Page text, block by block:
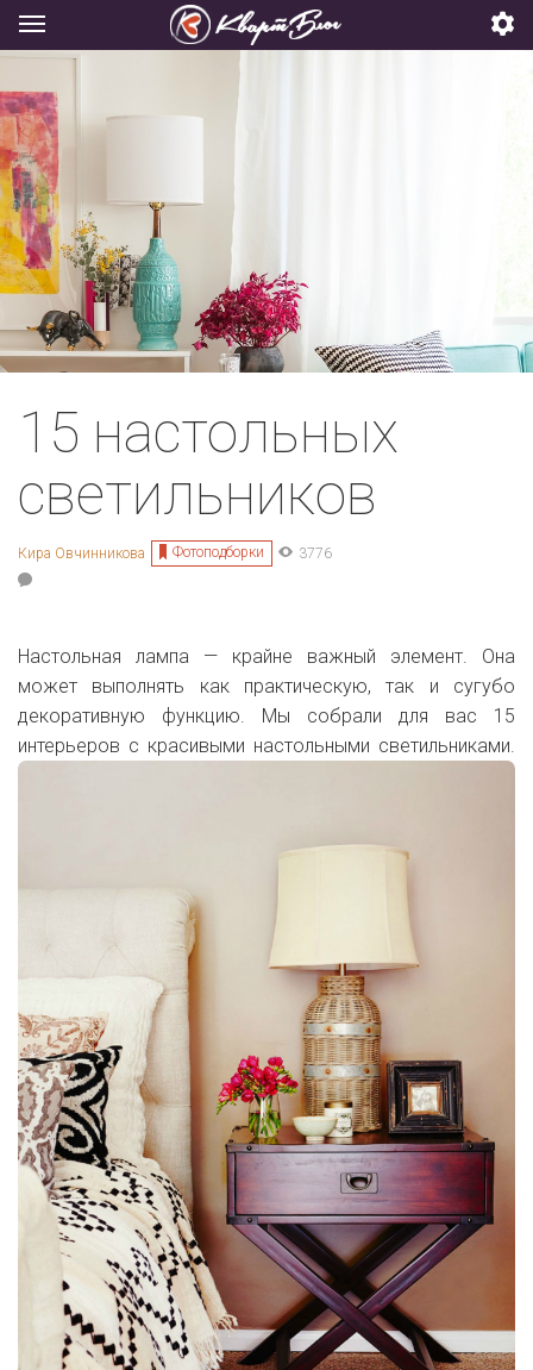
15 настольных
светильников
Кира Овчинникова Фотоподборки 3776
Настольная лампа — крайне важный элемент. Она
может выполнять как практическую, так и сугубо
декоративную функцию. Мы собрали для вас 15
интерьеров с красивыми настольными светильниками.